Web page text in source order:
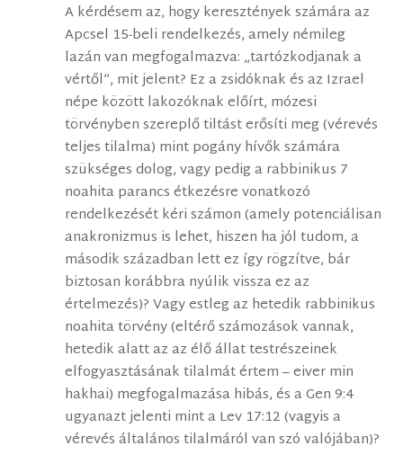
A kérdésem az, hogy keresztények számára az
Apcsel 15-beli rendelkezés, amely némileg
lazán van megfogalmazva: „tartózkodjanak a
vértől”, mit jelent? Ez a zsidóknak és az Izrael
népe között lakozóknak előírt, mózesi
törvényben szereplő tiltást erősíti meg (vérevés
teljes tilalma) mint pogány hívők számára
szükséges dolog, vagy pedig a rabbinikus 7
noahita parancs étkezésre vonatkozó
rendelkezését kéri számon (amely potenciálisan
anakronizmus is lehet, hiszen ha jól tudom, a
második században lett ez így rögzítve, bár
biztosan korábbra nyúlik vissza ez az
értelmezés)? Vagy estleg az hetedik rabbinikus
noahita törvény (eltérő számozások vannak,
hetedik alatt az az élő állat testrészeinek
elfogyasztásának tilalmát értem – eiver min
hakhai) megfogalmazása hibás, és a Gen 9:4
ugyanazt jelenti mint a Lev 17:12 (vagyis a
vérevés általános tilalmáról van szó valójában)?